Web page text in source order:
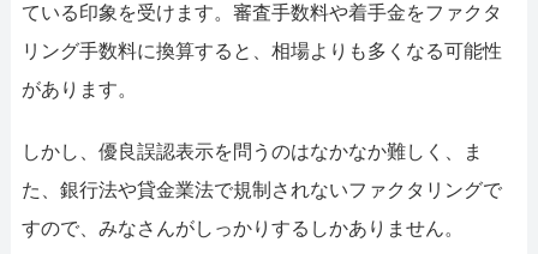
ている印象を受けます。審査手数料や着手金をファクタ
リング手数料に換算すると、相場よりも多くなる可能性
があります。
しかし、優良誤認表示を問うのはなかなか難しく、ま
た、銀行法や貸金業法で規制されないファクタリングで
すので、みなさんがしっかりするしかありません。